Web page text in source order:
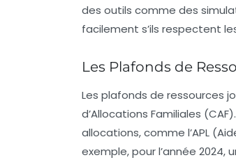
des outils comme des
facilement s’ils respectent
Les Plafonds de
Les plafonds de ressources
d’Allocations Familiales (CAF)
allocations, comme l’APL
exemple, pour l’année